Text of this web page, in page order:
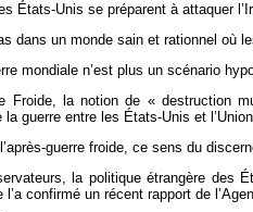
États-Unis se préparent à attaquer
dans un monde sain et rationnel où
mondiale n’est plus un scénario
Froide, la notion de « destruction
la guerre entre les États-Unis et
guerre froide, ce sens du
la politique étrangère des
l’a confirmé un récent rapport de